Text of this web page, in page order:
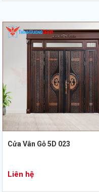
Cửa Vân Gỗ 5D 023
Liên hệ